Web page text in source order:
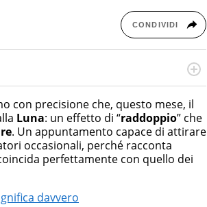
CONDIVIDI
e attivo nel campo della ricerca, in
Culturale "La Biblioteca del Sannio".
con precisione che, questo mese, il
Luna: un effetto di “raddoppio” che
. Un appuntamento capace di attirare
occasionali, perché racconta
perfettamente con quello dei
davvero